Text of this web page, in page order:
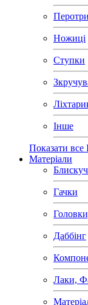
Ножиці
Ступки
Інше
Показати все
Матеріали
Гачки
Даббінг
Лаки,